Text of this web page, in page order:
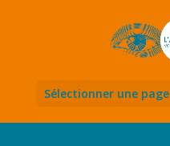
Sélectionner une page